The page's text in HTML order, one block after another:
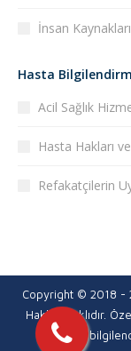
İnsan Kaynakları
Hasta
Acil Sağlık
Hasta Hakları
Refakatçilerin
Copyright © 2018 -
Hakları Saklıdır.
içerikler,